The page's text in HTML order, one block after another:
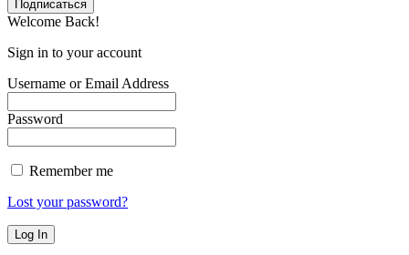
Welcome Back!
Sign in to your account
Username or Email Address
Password
Remember me
Lost your password?